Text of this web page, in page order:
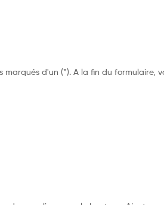
d'un (*). A la fin du formulaire,